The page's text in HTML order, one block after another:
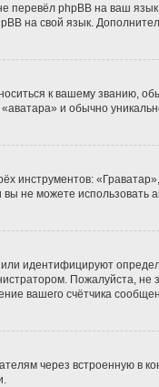
phpBB на ваш
на свой язык.
к вашему званию,
и обычно
инструментов:
не можете
идентифицируют
Пожалуйста,
вашего счётчика
через встроенную